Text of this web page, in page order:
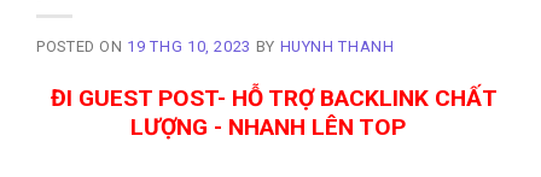
POSTED ON 19 THG 10, 2023 BY HUYNH THANH
ĐI GUEST POST- HỖ TRỢ BACKLINK CHẤT
LƯỢNG - NHANH LÊN TOP